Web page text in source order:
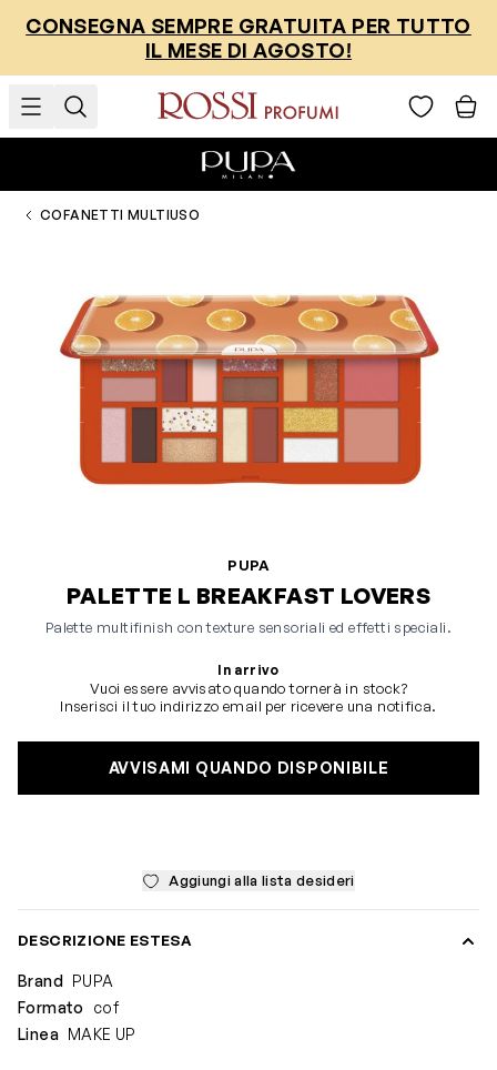
CONSEGNA SEMPRE GRATUITA PER TUTTO
IL MESE DI AGOSTO!
COFANETTI MULTIUSO
PUPA
PALETTE L BREAKFAST LOVERS
Palette multifinish con texture sensoriali ed effetti speciali.
In arrivo
Vuoi essere avvisato quando tornerà in stock?
Inserisci il tuo indirizzo email per ricevere una notifica.
AVVISAMI QUANDO DISPONIBILE
Aggiungi alla lista desideri
DESCRIZIONE ESTESA
Brand PUPA
Formato
cof
Linea MAKE UP